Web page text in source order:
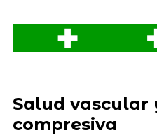
Salud vascular
compresiva